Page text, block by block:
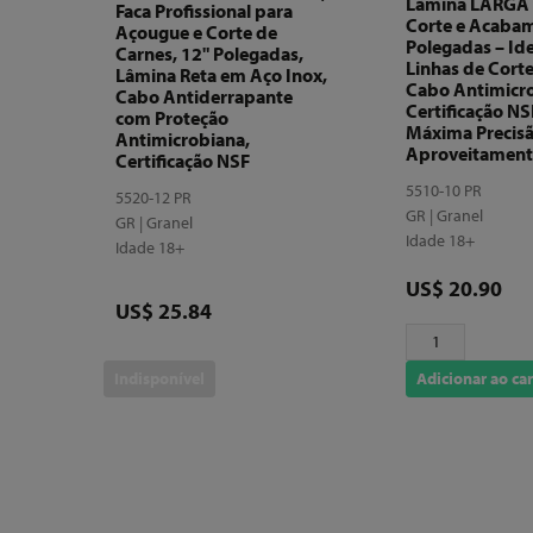
Faca Profissional para
Açougue e Corte de
Carnes, 12" Polegadas,
Lâmina Reta em Aço Inox,
Cabo Antiderrapante
com Proteção
Antimicrobiana,
Certificação NSF
5520-12 PR
GR | Granel
Idade 18+
Preço
US$ 25.84
Corte e
Polegadas –
Linhas de
Cabo
Certificação
Máxima
5510-10 PR
GR | Granel
Idade 18+
Preço
US$ 20.90
Adicionar ao